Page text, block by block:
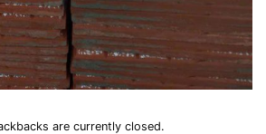
are currently closed.